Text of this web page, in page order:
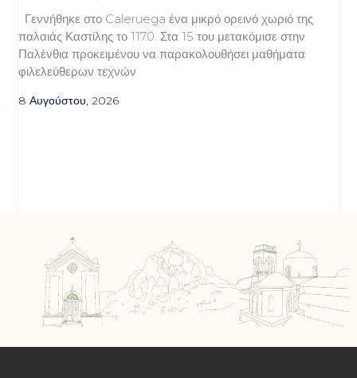
Γεννήθηκε στο Caleruega ένα μικρό ορεινό χωριό της
παλαιάς Καστίλης το 1170. Στα 15 του μετακόμισε στην
Παλένθια προκειμένου να παρακολουθήσει μαθήματα
φιλελεύθερων τεχνών
8 Αυγούστου, 2026